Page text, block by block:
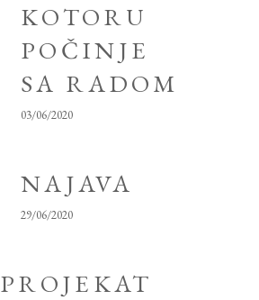
KOTORU
POČINJE
SA RADOM
03/06/2020
NAJAVA
29/06/2020
PROJEKAT